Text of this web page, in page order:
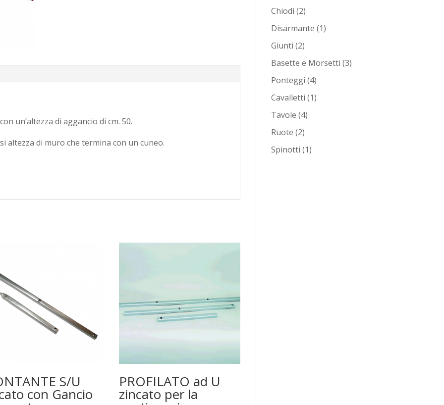
un’altezza di aggancio di cm. 50.
altezza di muro che termina con un cuneo.
S/U
con Gancio
PROFILATO ad U
zincato per la
Chiodi 22
prodotti
Disarmante 11
Giunti 22
prodotti
Basette e Morsetti 33
Ponteggi 44
prodotti
Cavalletti 11
Tavole 44
Ruote 22
prodotti
Spinotti 11